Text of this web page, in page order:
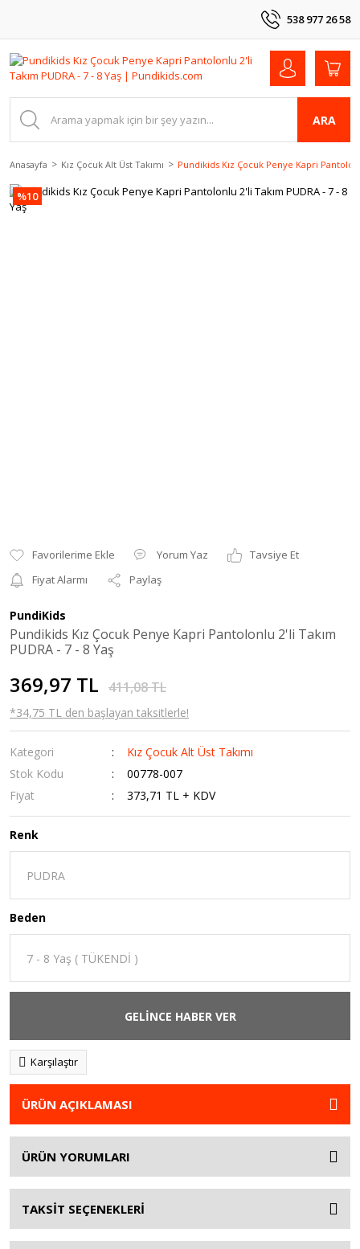
538 977 26 58
ARA
Anasayfa Kız Çocuk Alt Üst Takımı Pundikids Kız Çocuk Penye Kapri
%10
Yorum Yaz
Tavsiye Et
Fiyat Alarmı
Paylaş
PundiKids
Pundikids Kız Çocuk Penye Kapri Pantolonlu 2'li Takım
PUDRA - 7 - 8 Yaş
369,97 TL 411,08 TL
*34,75 TL den başlayan taksitlerle!
Kategori
Kız Çocuk Alt Üst Takımı
Stok Kodu
00778-007
Fiyat
373,71 TL + KDV
Renk
Beden
GELİNCE HABER VER
Karşılaştır
ÜRÜN AÇIKLAMASI
ÜRÜN YORUMLARI
TAKSİT SEÇENEKLERİ